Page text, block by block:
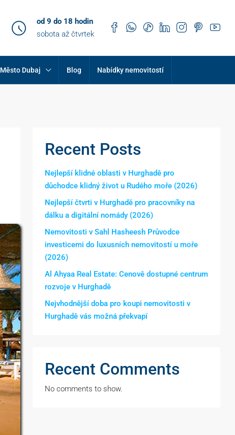
od 9 do 18 hodin
sobota až čtvrtek
Město Dubaj Blog Nabídky nemovitostí
Recent Posts
Nejlepší klidné oblasti v Hurghadě pro
důchodce klidný život u Rudého moře (2026)
Nejlepší čtvrti v Hurghadě pro pracovníky na
dálku a digitální nomády (2026)
Nemovitosti v Sahl Hasheesh Průvodce
investicemi do luxusních nemovitostí u moře
(2026)
Al Ahyaa Real Estate: Cenově dostupné centrum
rozvoje v Hurghadě
Nejvhodnější doba pro koupi nemovitosti v
Hurghadě vás možná překvapí
Recent Comments
No comments to show.